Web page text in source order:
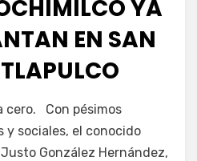
YA
EN SAN
cero. Con pésimos
y sociales, el conocido
González Hernández,